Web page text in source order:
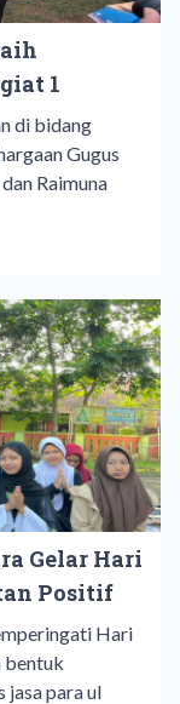
1
di bidang
Gugus
Raimuna
Gelar Hari
Positif
Hari
bentuk
jasa para ul